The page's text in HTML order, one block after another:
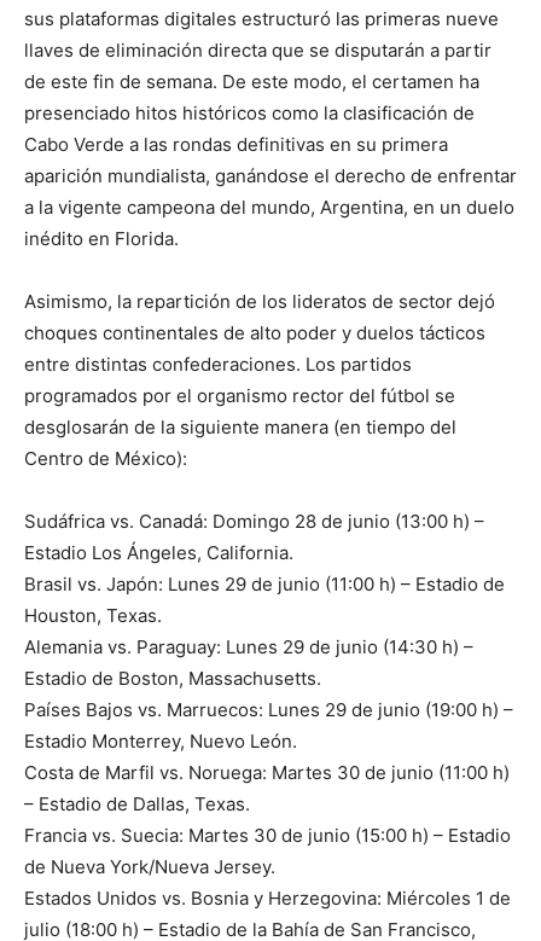
sus plataformas digitales estructuró las primeras nueve
llaves de eliminación directa que se disputarán a partir
de este fin de semana. De este modo, el certamen ha
presenciado hitos históricos como la clasificación de
Cabo Verde a las rondas definitivas en su primera
aparición mundialista, ganándose el derecho de enfrentar
a la vigente campeona del mundo, Argentina, en un duelo
inédito en Florida.
Asimismo, la repartición de los lideratos de sector dejó
choques continentales de alto poder y duelos tácticos
entre distintas confederaciones. Los partidos
programados por el organismo rector del fútbol se
desglosarán de la siguiente manera (en tiempo del
Centro de México):
Sudáfrica vs. Canadá: Domingo 28 de junio (13:00 h) –
Estadio Los Ángeles, California.
Brasil vs. Japón: Lunes 29 de junio (11:00 h) – Estadio de
Houston, Texas.
Alemania vs. Paraguay: Lunes 29 de junio (14:30 h) –
Estadio de Boston, Massachusetts.
Países Bajos vs. Marruecos: Lunes 29 de junio (19:00 h) –
Estadio Monterrey, Nuevo León.
Costa de Marfil vs. Noruega: Martes 30 de junio (11:00 h)
– Estadio de Dallas, Texas.
Francia vs. Suecia: Martes 30 de junio (15:00 h) – Estadio
de Nueva York/Nueva Jersey.
Estados Unidos vs. Bosnia y Herzegovina: Miércoles 1 de
julio (18:00 h) – Estadio de la Bahía de San Francisco,